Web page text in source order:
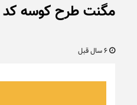
مگنت طرح کوسه کد ۱۰۰۰ مجموعه ۴ عددی